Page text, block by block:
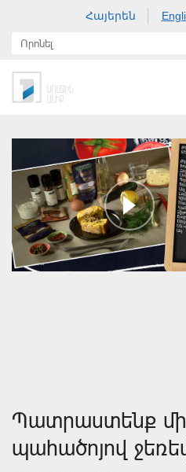
Հայերեն
Պատրաստենք
պահածոյով